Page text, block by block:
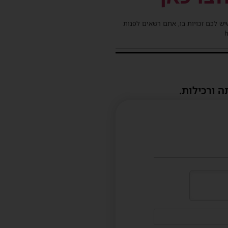
לכם זכויות בו, אתם רשאים לפנות
ורכילות.